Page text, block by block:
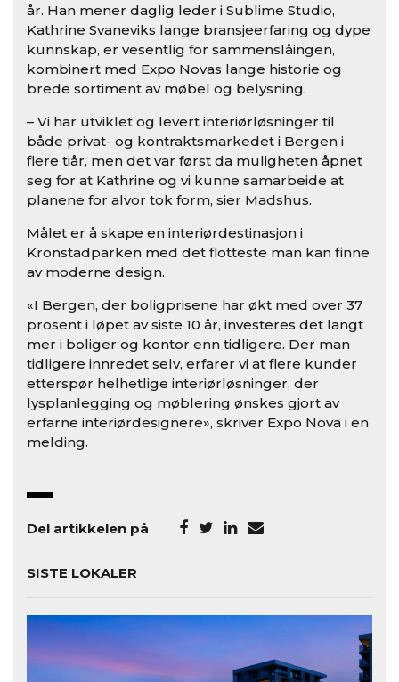
år. Han mener daglig leder i Sublime Studio,
Kathrine Svaneviks lange bransjeerfaring og dype
kunnskap, er vesentlig for sammenslåingen,
kombinert med Expo Novas lange historie og
brede sortiment av møbel og belysning.
– Vi har utviklet og levert interiørløsninger til
både privat- og kontraktsmarkedet i Bergen i
flere tiår, men det var først da muligheten åpnet
seg for at Kathrine og vi kunne samarbeide at
planene for alvor tok form, sier Madshus.
Målet er å skape en interiørdestinasjon i
Kronstadparken med det flotteste man kan finne
av moderne design.
«I Bergen, der boligprisene har økt med over 37
prosent i løpet av siste 10 år, investeres det langt
mer i boliger og kontor enn tidligere. Der man
tidligere innredet selv, erfarer vi at flere kunder
etterspør helhetlige interiørløsninger, der
lysplanlegging og møblering ønskes gjort av
erfarne interiørdesignere», skriver Expo Nova i en
melding.
Del artikkelen på
SISTE LOKALER